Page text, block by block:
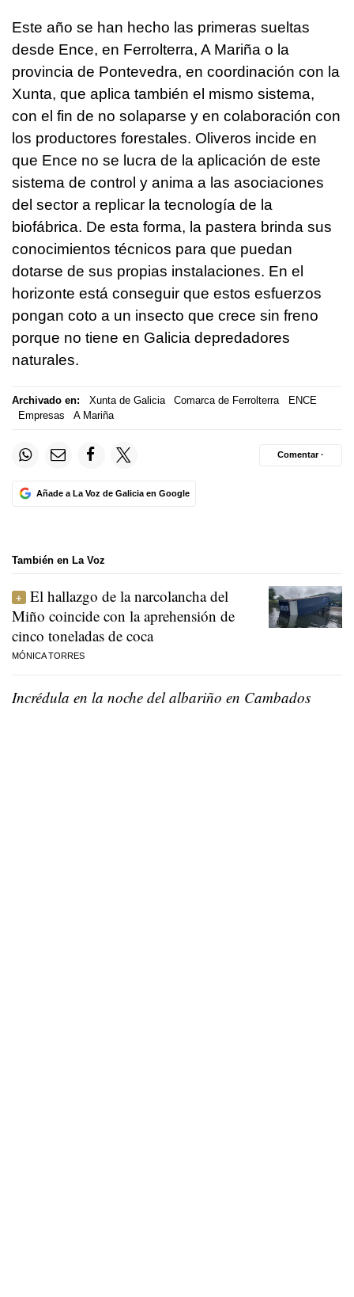
Este año se han hecho las primeras sueltas
desde Ence, en Ferrolterra, A Mariña o la
provincia de Pontevedra, en coordinación con la
Xunta, que aplica también el mismo sistema,
con el fin de no solaparse y en colaboración con
los productores forestales. Oliveros incide en
que Ence no se lucra de la aplicación de este
sistema de control y anima a las asociaciones
del sector a replicar la tecnología de la
biofábrica. De esta forma, la pastera brinda sus
conocimientos técnicos para que puedan
dotarse de sus propias instalaciones. En el
horizonte está conseguir que estos esfuerzos
pongan coto a un insecto que crece sin freno
porque no tiene en Galicia depredadores
naturales.
Archivado en: Xunta de Galicia Comarca de Ferrolterra
ENCE
Empresas
A Mariña
Añade a La Voz de Galicia en Google
Comentar ·
También en La Voz
El hallazgo de la narcolancha del
Miño coincide con la aprehensión de
cinco toneladas de coca
MÓNICA TORRES
Incrédula en la noche del albariño en Cambados